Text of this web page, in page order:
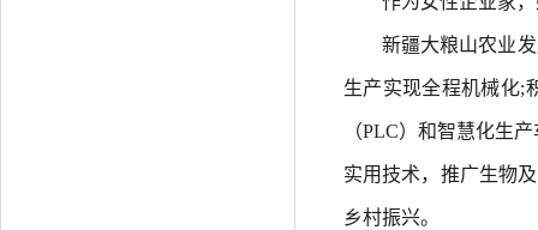
新疆大粮山农业发
生产实现全程机械化;
（PLC）和智慧化生
实用技术，推广生物
乡村振兴。